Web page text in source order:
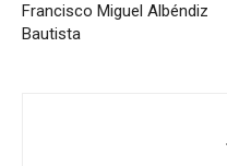
Francisco Miguel Albéndiz
Bautista